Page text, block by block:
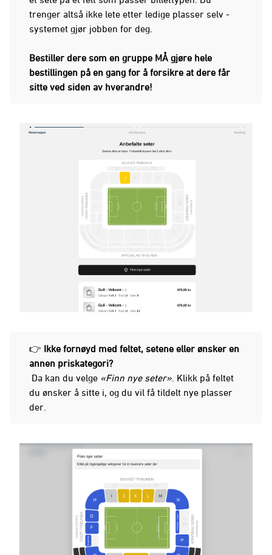
trenger altså ikke lete etter ledige plasser selv -
systemet gjør jobben for deg.
Bestiller dere som en gruppe MÅ gjøre hele
bestillingen på en gang for å forsikre at dere får
sitte ved siden av hverandre!
👉 Ikke fornøyd med feltet, setene eller ønsker en
annen priskategori?
Da kan du velge «Finn nye seter» . Klikk på feltet
du ønsker å sitte i, og du vil få tildelt nye plasser
der.